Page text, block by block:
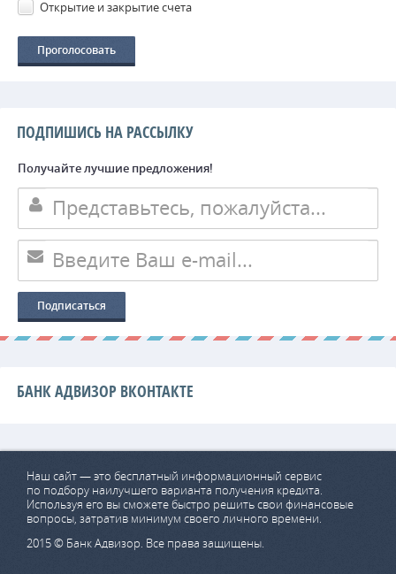
Открытие и закрытие счета
ПОДПИШИСЬ НА РАССЫЛКУ
Получайте лучшие предложения!
БАНК АДВИЗОР ВКОНТАКТЕ
Наш сайт — это бесплатный информационный сервис
по подбору наилучшего варианта получения кредита.
Используя его вы сможете быстро решить свои финансовые
вопросы, затратив минимум своего личного времени.
2015 © Банк Адвизор. Все права защищены.